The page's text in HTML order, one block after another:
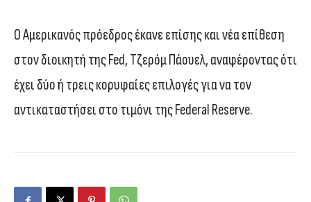
Ο Αμερικανός πρόεδρος έκανε επίσης και νέα επίθεση
στον διοικητή της Fed, Τζερόμ Πάουελ, αναφέροντας ότι
έχει δύο ή τρεις κορυφαίες επιλογές για να τον
αντικαταστήσει στο τιμόνι της Federal Reserve.